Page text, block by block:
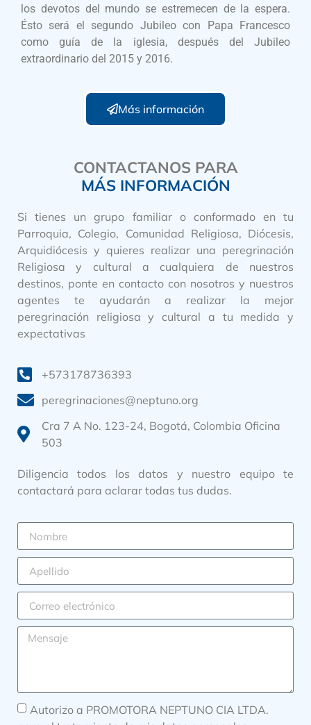
los devotos del mundo se estremecen de la espera.
Ésto será el segundo Jubileo con Papa Francesco
como guía de la iglesia, después del Jubileo
extraordinario del 2015 y 2016.
Más información
CONTACTANOS PARA
MÁS INFORMACIÓN
Si tienes un grupo familiar o conformado en tu
Parroquia, Colegio, Comunidad Religiosa, Diócesis,
Arquidiócesis y quieres realizar una peregrinación
Religiosa y cultural a cualquiera de nuestros
destinos, ponte en contacto con nosotros y nuestros
agentes te ayudarán a realizar la mejor
peregrinación religiosa y cultural a tu medida y
expectativas
+573178736393
peregrinaciones@neptuno.org
Cra 7 A No. 123-24, Bogotá, Colombia Oficina
503
Diligencia todos los datos y nuestro equipo te
contactará para aclarar todas tus dudas.
Autorizo a PROMOTORA NEPTUNO CIA LTDA.